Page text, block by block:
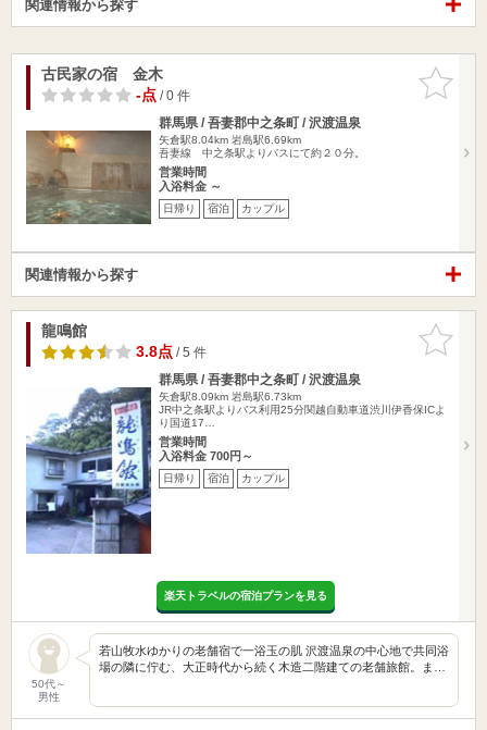
関連情報から探す
お気に入
りに追加
古民家の宿 金木
-点/ 0 件
群馬県 / 吾妻郡中之条町 / 沢渡温泉
矢倉駅8.04km 岩島駅6.69km
吾妻線 中之条駅よりバスにて約２０分。
営業時間
入浴料金 ～
日帰り 宿泊 カップル
関連情報から探す
お気に入
りに追加
龍鳴館
3.8点/ 5 件
群馬県 / 吾妻郡中之条町 / 沢渡温泉
矢倉駅8.09km 岩島駅6.73km
JR中之条駅よりバス利用25分関越自動車道渋川伊香保ICよ
り国道17…
営業時間
入浴料金 700円～
日帰り 宿泊 カップル
楽天トラベルの宿泊プランを見る
50代～
男性
若山牧水ゆかりの老舗宿で一浴玉の肌 沢渡温泉の中心地で共同浴
場の隣に佇む、大正時代から続く木造二階建ての老舗旅館。ま…